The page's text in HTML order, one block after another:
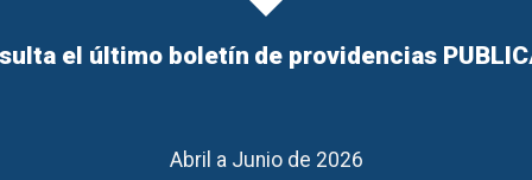
el último boletín de providencias
Abril a Junio de 2026